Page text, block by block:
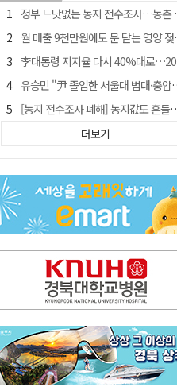
정부 느닷없는 농지 전수조사…농촌 들쑤시는 '경자유전'의 칼날
월 매출 9천만원에도 문 닫는 영양 젖소농장… "일할 사람이 없어"
李대통령 지지율 다시 40%대로…20대는 18.8%p 급락
유승민 "尹 졸업한 서울대 법대·충암고도 없애야"…李 육사 통합 직격
[농지 전수조사 폐해] 농지값도 흔들리나…"도지 막히면 헐값 매물 나올 수도"
지역활성화 펀드 9호…포항 AI 데이터센터에 6천억 투입
경북 영천시, 9월부터 11월까지 반값 여행 혜택 제공
아쉬운 태클
'솔리다임 IPO 추진설' SK하이닉스, 주가 9% 급락
더보기